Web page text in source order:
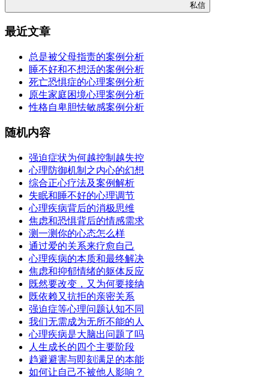
私信
最近文章
总是被父母指责的案例分析
睡不好和不想活的案例分析
死亡恐惧症的心理案例分析
原生家庭困境心理案例分析
性格自卑胆怯敏感案例分析
随机内容
强迫症状为何越控制越失控
心理防御机制之内心的幻想
综合正心疗法及案例解析
失眠和睡不好的心理调节
心理疾病背后的消极思维
焦虑和恐惧背后的情感需求
测一测你的心态怎么样
通过爱的关系来疗愈自己
心理疾病的本质和最终解决
焦虑和抑郁情绪的躯体反应
既然要改变，又为何要接纳
既依赖又抗拒的亲密关系
强迫症等心理问题认知不同
我们无需成为无所不能的人
心理疾病是大脑出问题了吗
人生成长的四个主要阶段
趋避避害与即刻满足的本能
如何让自己不被他人影响？